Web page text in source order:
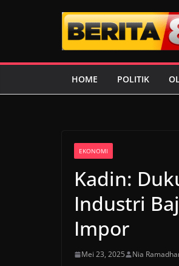
HOME POLITIK
EKONOMI
Kadin:
Industri
Impor
Mei 23, 2025 Nia